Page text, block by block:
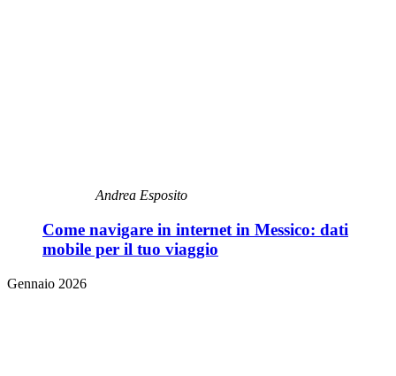
Andrea Esposito
Come navigare in internet in Messico: dati
mobile per il tuo viaggio
Gennaio 2026